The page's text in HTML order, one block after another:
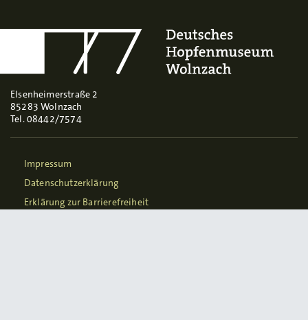
Elsenheimerstraße 2
85283 Wolnzach
Tel. 08442/7574
Impressum
Datenschutzerklärung
Erklärung zur Barrierefreiheit